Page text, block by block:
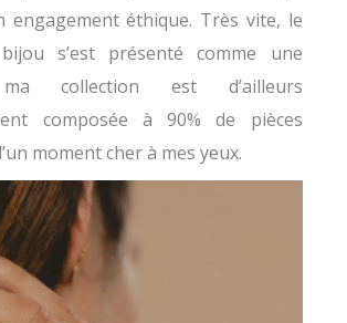
engagement éthique. Très vite, le
s’est présenté comme une
ma collection est d’ailleurs
composée à 90% de pièces
moment cher à mes yeux.